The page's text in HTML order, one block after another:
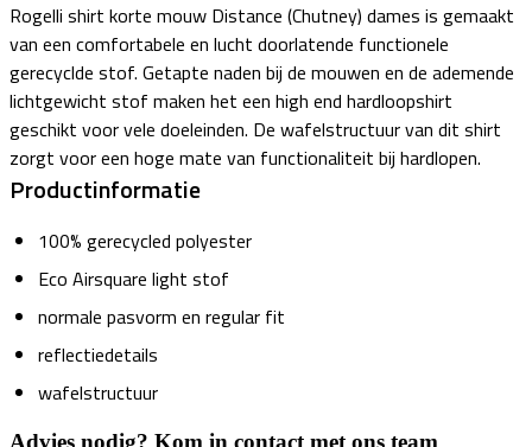
Rogelli shirt korte mouw Distance (Chutney) dames is gemaakt
van een comfortabele en lucht doorlatende functionele
gerecyclde stof. Getapte naden bij de mouwen en de ademende
lichtgewicht stof maken het een high end hardloopshirt
geschikt voor vele doeleinden. De wafelstructuur van dit shirt
zorgt voor een hoge mate van functionaliteit bij hardlopen.
Productinformatie
100% gerecycled polyester
Eco Airsquare light stof
normale pasvorm en regular fit
reflectiedetails
wafelstructuur
Advies nodig? Kom in contact met ons team